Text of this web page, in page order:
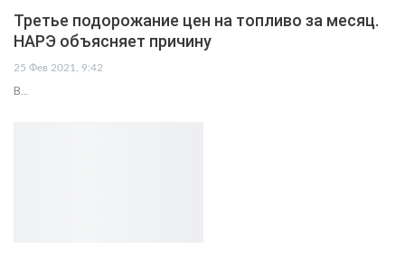
Третье подорожание цен на топливо за месяц.
НАРЭ объясняет причину
25 Фев 2021, 9:42
В…